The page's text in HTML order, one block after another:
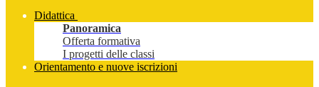
Didattica
Panoramica
Offerta formativa
I progetti delle classi
Orientamento e nuove iscrizioni